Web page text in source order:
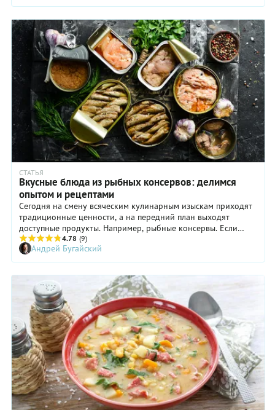
СТАТЬЯ
Вкусные блюда из рыбных консервов: делимся
опытом и рецептами
Сегодня на смену всяческим кулинарным изыскам приходят
традиционные ценности, а на передний план выходят
доступные продукты. Например, рыбные консервы. Если
уметь с толком ими распорядиться, получится много
отличных вкусных блюд.
4.78 (9)
Андрей Бугайский